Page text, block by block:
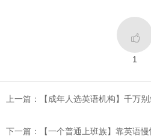

1
上一篇：​【成年人选英语机构】千万
下一篇：​【一个普通上班族】靠英语